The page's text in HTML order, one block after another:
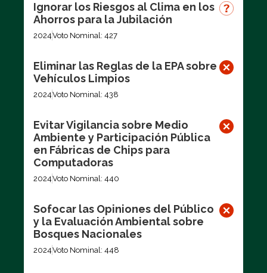
Ignorar los Riesgos al Clima en los
Ahorros para la Jubilación
2024Voto Nominal: 427
Eliminar las Reglas de la EPA sobre
Vehículos Limpios
2024Voto Nominal: 438
Evitar Vigilancia sobre Medio
Ambiente y Participación Pública
en Fábricas de Chips para
Computadoras
2024Voto Nominal: 440
Sofocar las Opiniones del Público
y la Evaluación Ambiental sobre
Bosques Nacionales
2024Voto Nominal: 448